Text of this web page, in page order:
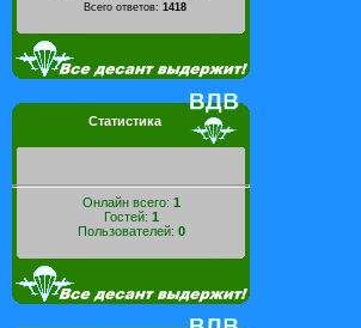
Всего ответов: 1418
Статистика
Онлайн всего: 1
Гостей: 1
Пользователей: 0